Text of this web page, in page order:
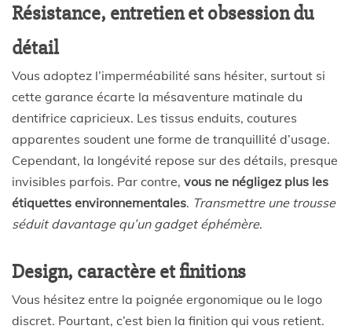
Résistance, entretien et obsession du
détail
Vous adoptez l’imperméabilité sans hésiter, surtout si
cette garance écarte la mésaventure matinale du
dentifrice capricieux. Les tissus enduits, coutures
apparentes soudent une forme de tranquillité d’usage.
Cependant, la longévité repose sur des détails, presque
invisibles parfois. Par contre, vous ne négligez plus les
étiquettes environnementales. Transmettre une trousse
séduit davantage qu’un gadget éphémère.
Design, caractère et finitions
Vous hésitez entre la poignée ergonomique ou le logo
discret. Pourtant, c’est bien la finition qui vous retient.